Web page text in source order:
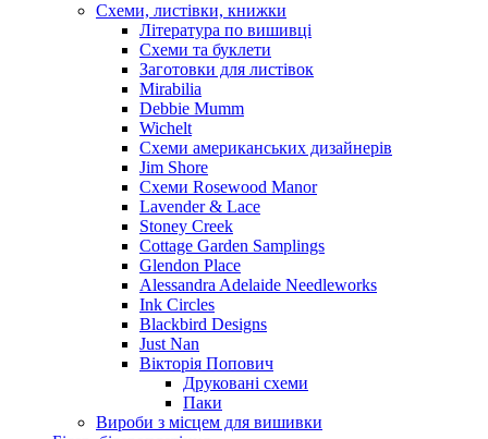
Схеми, листівки, книжки
Література по вишивці
Схеми та буклети
Заготовки для листівок
Mirabilia
Debbie Mumm
Wichelt
Схеми американських дизайнерів
Jim Shore
Cхеми Rosewood Manor
Lavender & Lace
Stoney Creek
Cottage Garden Samplings
Glendon Place
Alessandra Adelaide Needleworks
Ink Circles
Blackbird Designs
Just Nan
Вікторія Попович
Друковані схеми
Паки
Вироби з місцем для вишивки